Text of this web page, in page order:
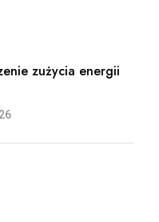
zużycia energii